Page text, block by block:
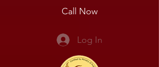
Call Now
Log In